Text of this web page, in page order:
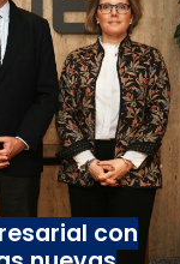
con